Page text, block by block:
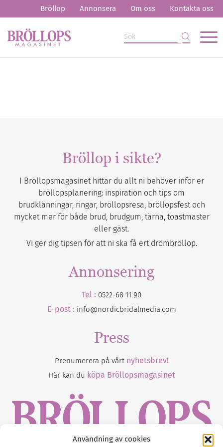
Användning av cookies
Bröllop Annonsera Om oss Kontakta oss
Bröllop i sikte?
I Bröllopsmagasinet hittar du allt ni behöver inför er
bröllopsplanering: inspiration och tips om
brudklänningar, ringar, bröllopsresa, bröllopsfest och
mycket mer för både brud, brudgum, tärna, toastmaster
eller gäst.
Vi ger dig tipsen för att ni ska få ert drömbröllop.
Annonsering
Tel : 0522-68 11 90
E-post : info@nordicbridalmedia.com
Press
Prenumerera på vårt nyhetsbrev!
Här kan du köpa Bröllopsmagasinet